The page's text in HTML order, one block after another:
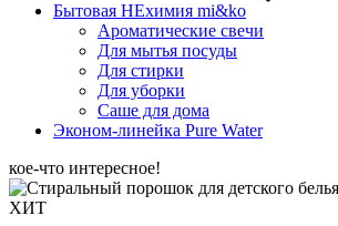
Бытовая НЕхимия mi&ko
Ароматические свечи
Для мытья посуды
Для стирки
Для уборки
Саше для дома
Эконом-линейка Pure Water
кое-что интересное!
ХИТ